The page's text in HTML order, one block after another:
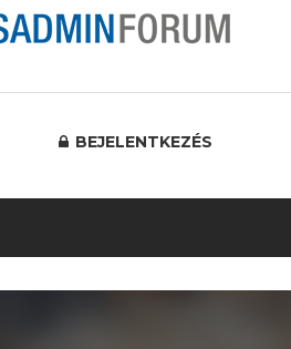
BEJELENTKEZÉS